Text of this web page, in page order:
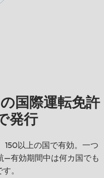
国際運転免許
発行
150以上の国で有効。一つ
—有効期間中は何カ国でも
。